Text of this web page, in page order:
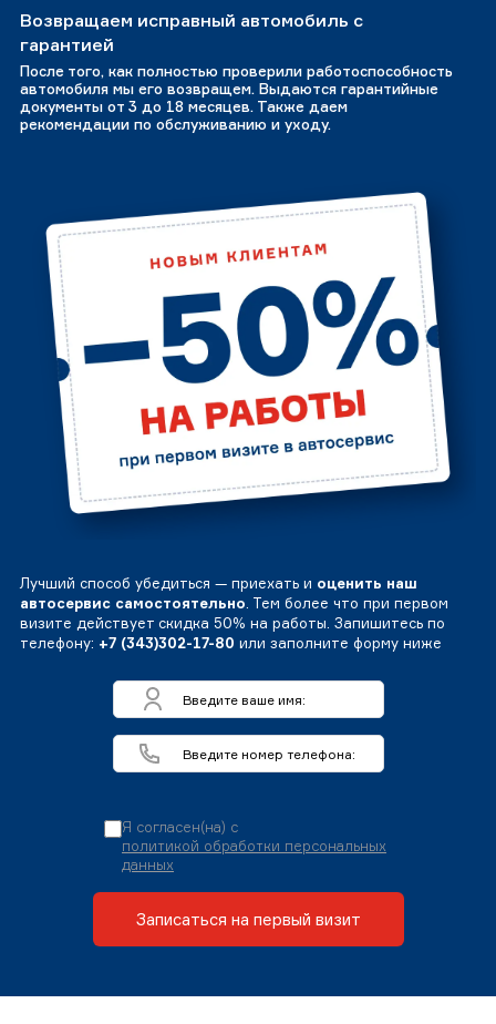
Возвращаем исправный автомобиль с
гарантией
После того, как полностью проверили работоспособность
автомобиля мы его возвращем. Выдаются гарантийные
документы от 3 до 18 месяцев. Также даем
рекомендации по обслуживанию и уходу.
Лучший способ убедиться — приехать и оценить наш
автосервис самостоятельно. Тем более что при первом
визите действует скидка 50% на работы. Запишитесь по
телефону: +7 (343)302-17-80 или заполните форму ниже
Я согласен(на) с
политикой обработки персональных
данных
Записаться на первый визит